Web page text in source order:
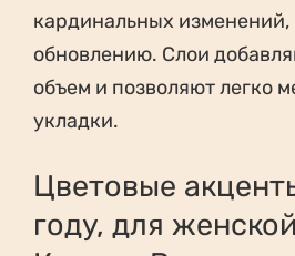
кардинальных изменений,
обновлению. Слои
объем и позволяют легко
укладки.
Цветовые
году, для